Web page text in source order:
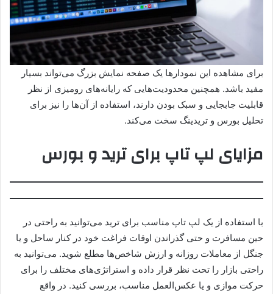
برای مشاهده این نمودارها یک صفحه نمایش بزرگ می‌تواند بسیار
مفید باشد. همچنین محدودیت‌هایی که رایانه‌های رومیزی از نظر
قابلیت جابجایی و سبک بودن دارند، استفاده از آن‌ها را نیز برای
تحلیل بورس و تریدینگ سخت می‌کند.
مزایای لپ تاپ برای ترید و بورس
با استفاده از یک لپ تاپ مناسب برای ترید می‌توانید به راحتی در
حین مسافرت و حتی گذراندن اوقات فراغت خود در کنار ساحل و یا
جنگل از معاملات روزانه و ارزش شاخص‌ها مطلع شوید. می‌توانید به
راحتی بازار را تحت نظر قرار داده و استراتژی‌های مختلف را برای
حرکت موازی و یا عکس‌العمل مناسب، بررسی کنید. در واقع